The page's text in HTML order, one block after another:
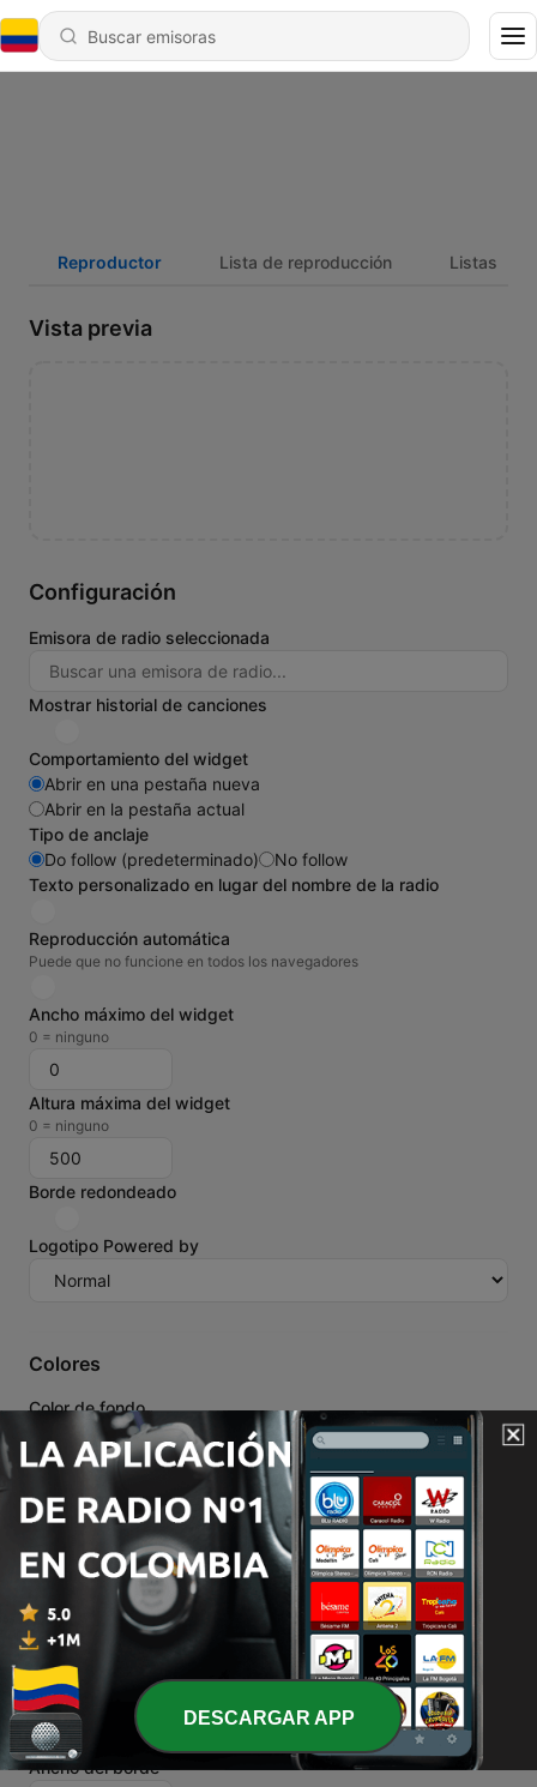
Reproductor Lista de reproducción Listas
Vista previa
Configuración
Emisora de radio seleccionada
Mostrar historial de canciones
Comportamiento del widget
Abrir en una pestaña nueva
Abrir en la pestaña actual
Tipo de anclaje
Do follow (predeterminado)
No follow
Texto personalizado en lugar del nombre de la radio
Reproducción automática
Puede que no funcione en todos los navegadores
Ancho máximo del widget
0 = ninguno
Altura máxima del widget
0 = ninguno
Borde redondeado
Logotipo Powered by
Colores
Color de fondo
Restablecer
Color de fuente
Restablecer
Color de fuente secundario
Restablecer
Bordes
Ancho del borde
DESCARGAR APP